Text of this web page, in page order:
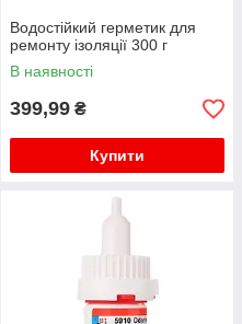
Водостійкий герметик для
ремонту ізоляції 300 г
В наявності
399,99 ₴
Купити